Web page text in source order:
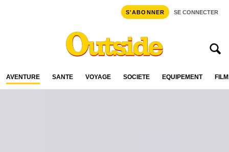
S'ABONNER SE CONNECTER
AVENTURE SANTÉ VOYAGE SOCIÉTÉ ÉQUIPEMENT